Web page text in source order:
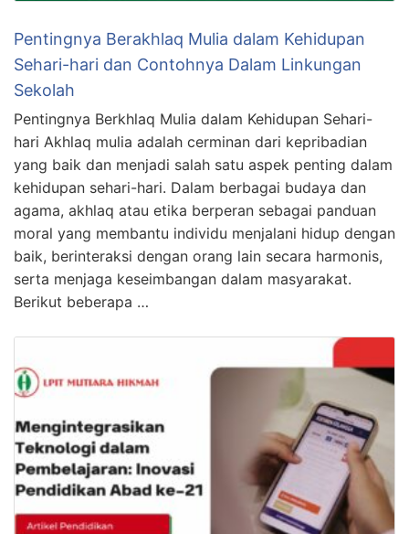
Pentingnya Berakhlaq Mulia dalam Kehidupan
Sehari-hari dan Contohnya Dalam Linkungan
Sekolah
Pentingnya Berkhlaq Mulia dalam Kehidupan Sehari-
hari Akhlaq mulia adalah cerminan dari kepribadian
yang baik dan menjadi salah satu aspek penting dalam
kehidupan sehari-hari. Dalam berbagai budaya dan
agama, akhlaq atau etika berperan sebagai panduan
moral yang membantu individu menjalani hidup dengan
baik, berinteraksi dengan orang lain secara harmonis,
serta menjaga keseimbangan dalam masyarakat.
Berikut beberapa …